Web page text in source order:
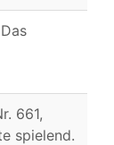
661,
spielend.